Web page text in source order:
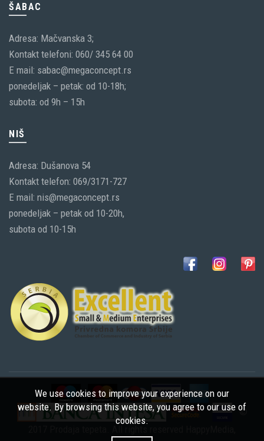
ŠABAC
Adresa: Mačvanska 3;
Kontakt telefoni: 060/ 345 64 00
E mail: sabac@megaconcept.rs
ponedeljak – petak: od 10-18h;
subota: od 9h – 15h
NIŠ
Adresa: Dušanova 54
Kontakt telefon: 069/3171-727
E mail: nis@megaconcept.rs
ponedeljak – petak od 10-20h,
subota od 10-15h
©
We use cookies to improve your experience on our
website. By browsing this website, you agree to our use of
cookies.